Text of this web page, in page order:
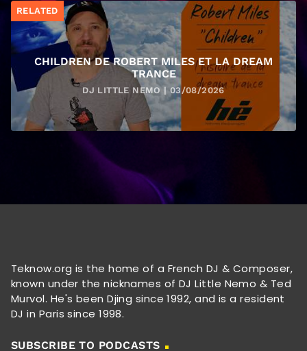
RELATED
CHILDREN DE ROBERT MILES ET LA DREAM
TRANCE
DJ LITTLE NEMO | 03/08/2026
Teknow.org is the home of a French DJ & Composer,
known under the nicknames of DJ Little Nemo & Ted
Murvol. He's been Djing since 1992, and is a resident
DJ in Paris since 1998.
SUBSCRIBE TO PODCASTS